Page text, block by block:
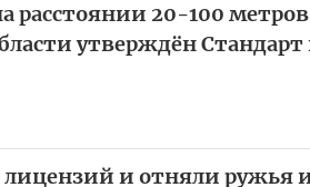
расстоянии 20-100
утверждён
и отняли ружья